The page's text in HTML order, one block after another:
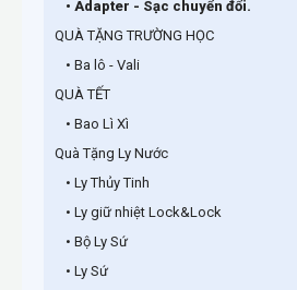
• Adapter - Sạc chuyển đổi.
QUÀ TẶNG TRƯỜNG HỌC
• Ba lô - Vali
QUÀ TẾT
• Bao Lì Xì
Quà Tặng Ly Nước
• Ly Thủy Tinh
• Ly giữ nhiệt Lock&Lock
• Bộ Ly Sứ
• Ly Sứ